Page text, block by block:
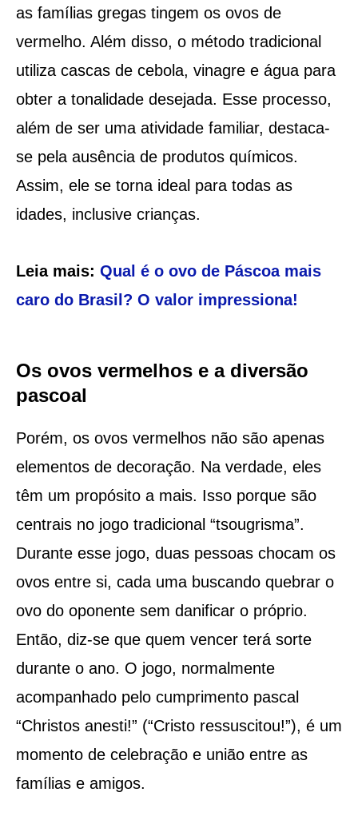
as famílias gregas tingem os ovos de
vermelho. Além disso, o método tradicional
utiliza cascas de cebola, vinagre e água para
obter a tonalidade desejada. Esse processo,
além de ser uma atividade familiar, destaca-
se pela ausência de produtos químicos.
Assim, ele se torna ideal para todas as
idades, inclusive crianças​​​​.
Leia mais: Qual é o ovo de Páscoa mais
caro do Brasil? O valor impressiona!
Os ovos vermelhos e a diversão
pascoal
Porém, os ovos vermelhos não são apenas
elementos de decoração. Na verdade, eles
têm um propósito a mais. Isso porque são
centrais no jogo tradicional “tsougrisma”.
Durante esse jogo, duas pessoas chocam os
ovos entre si, cada uma buscando quebrar o
ovo do oponente sem danificar o próprio.
Então, diz-se que quem vencer terá sorte
durante o ano. O jogo, normalmente
acompanhado pelo cumprimento pascal
“Christos anesti!” (“Cristo ressuscitou!”), é um
momento de celebração e união entre as
famílias e amigos​​.